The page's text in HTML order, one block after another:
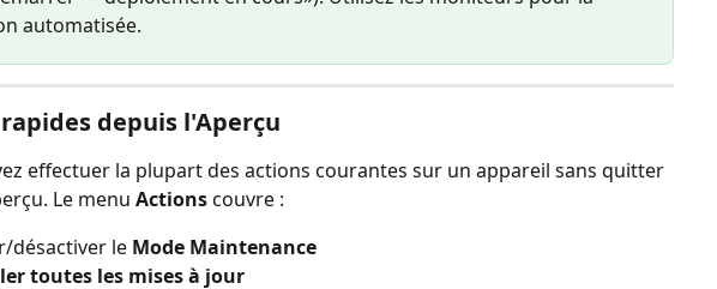
automatisée.
depuis l'Aperçu
effectuer la plupart des actions courantes sur un appareil sans quitter
Le menu Actions couvre :
désactiver le Mode Maintenance
toutes les mises à jour